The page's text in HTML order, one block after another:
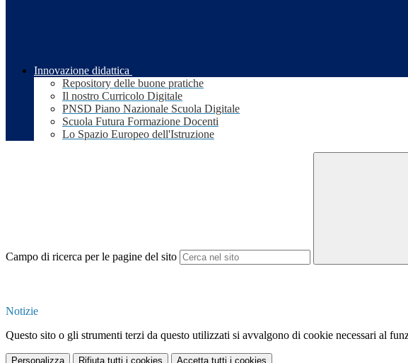
Innovazione didattica
Repository delle buone pratiche
Il nostro Curricolo Digitale
PNSD Piano Nazionale Scuola Digitale
Scuola Futura Formazione Docenti
Lo Spazio Europeo dell'Istruzione
Campo di ricerca per le pagine del sito
Notizie
Questo sito o gli strumenti terzi da questo utilizzati si avvalgono di cookie necessari al
Personalizza Rifiuta tutti i cookies Accetta tutti i cookies